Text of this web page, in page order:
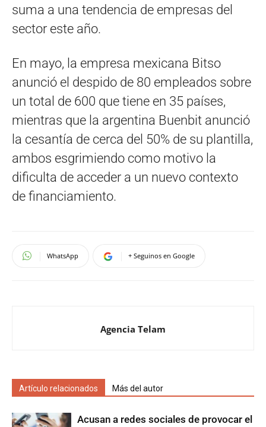
suma a una tendencia de empresas del
sector este año.
En mayo, la empresa mexicana Bitso
anunció el despido de 80 empleados sobre
un total de 600 que tiene en 35 países,
mientras que la argentina Buenbit anunció
la cesantía de cerca del 50% de su plantilla,
ambos esgrimiendo como motivo la
dificulta de acceder a un nuevo contexto
de financiamiento.
WhatsApp + Seguinos en Google
Agencia Telam
Artículo relacionados Más del autor
Acusan a redes sociales de provocar el